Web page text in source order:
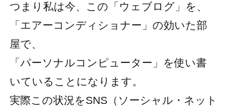
つまり私は今、この「ウェブログ」を、
「エアーコンディショナー」の効いた部
屋で、
「パーソナルコンピューター」を使い書
いていることになります。
実際この状況をSNS（ソーシャル・ネット